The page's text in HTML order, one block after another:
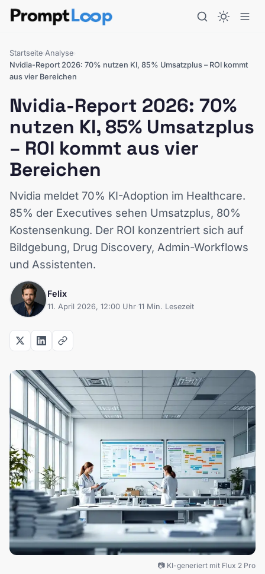
Startseite Analyse
Nvidia-Report 2026: 70% nutzen KI, 85% Umsatzplus – ROI kommt
aus vier Bereichen
Nvidia-Report 2026: 70%
nutzen KI, 85% Umsatzplus
– ROI kommt aus vier
Bereichen
Nvidia meldet 70% KI-Adoption im Healthcare.
85% der Executives sehen Umsatzplus, 80%
Kostensenkung. Der ROI konzentriert sich auf
Bildgebung, Drug Discovery, Admin-Workflows
und Assistenten.
Felix
11. April 2026, 12:00 Uhr 11 Min. Lesezeit
📷 KI-generiert mit Flux 2 Pro